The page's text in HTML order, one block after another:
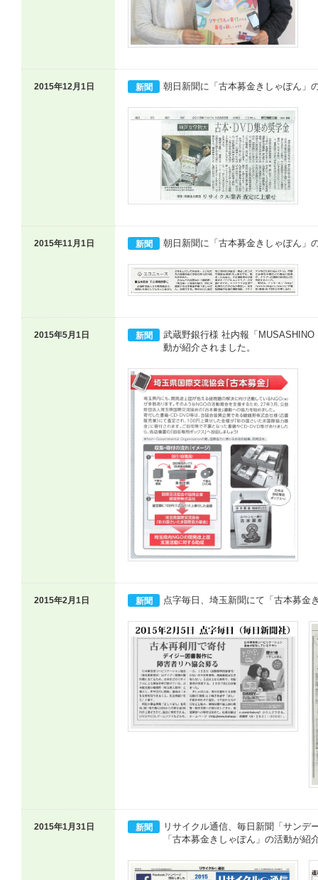
2015年12月1日 新聞 朝日新聞に「古本募金きしゃぽん」
2015年11月1日 新聞 朝日新聞に「古本募金きしゃぽん」
2015年5月1日 新聞
武蔵野銀行様 社内報「
動が紹介されました。
2015年2月1日 新聞 点字毎日、埼玉新聞にて「古本募金
2015年1月31日 新聞
リサイクル通信、毎日新聞「サンデ
「古本募金きしゃぽん」の活動が紹